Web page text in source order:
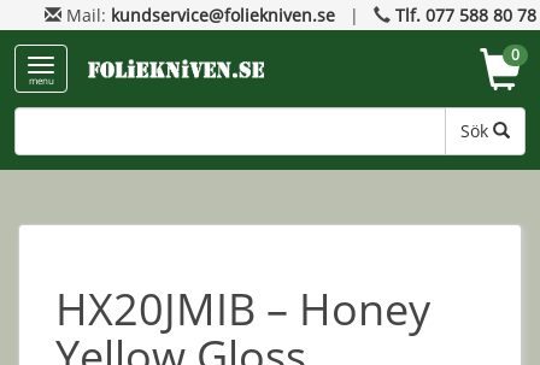
Mail: kundservice@foliekniven.se | Tlf. 077 588 80 78
menu
Sök
0
HX20JMIB – Honey